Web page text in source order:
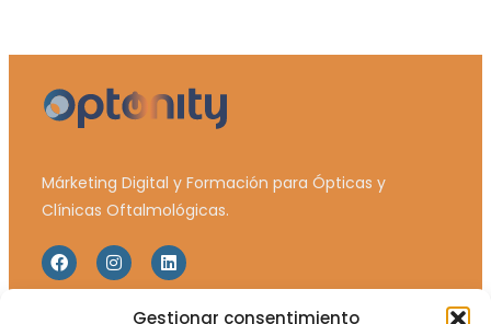
Gestionar consentimiento
Márketing Digital y Formación para Ópticas y
Clínicas Oftalmológicas.